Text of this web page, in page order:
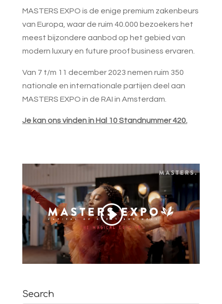
MASTERS EXPO is de enige premium zakenbeurs
van Europa, waar de ruim 40.000 bezoekers het
meest bijzondere aanbod op het gebied van
modern luxury en future proof business ervaren.
Van 7 t/m 11 december 2023 nemen ruim 350
nationale en internationale partijen deel aan
MASTERS EXPO in de RAI in Amsterdam.
Je kan ons vinden in Hal 10 Standnummer 420.
Search